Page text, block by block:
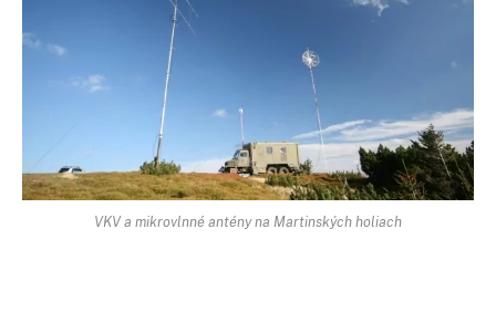
VKV a mikrovlnné antény na Martinských holiach